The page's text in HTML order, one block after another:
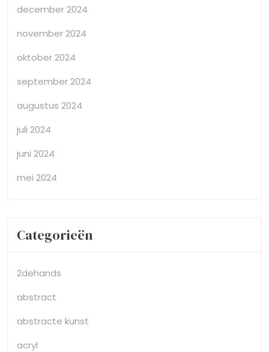
december 2024
november 2024
oktober 2024
september 2024
augustus 2024
juli 2024
juni 2024
mei 2024
Categorieën
2dehands
abstract
abstracte kunst
acryl